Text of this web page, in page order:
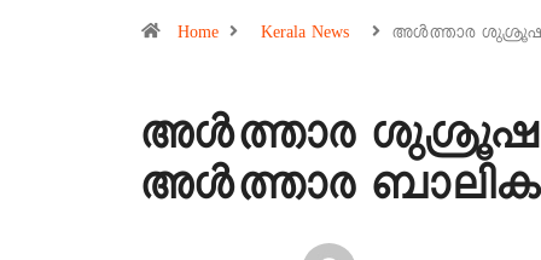
Home Kerala News അൾത്താര
അൾത്താര
അൾത്താര